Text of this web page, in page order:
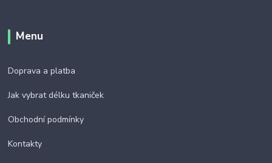
Menu
Doprava a platba
Jak vybrat délku tkaniček
Obchodní podmínky
Kontakty